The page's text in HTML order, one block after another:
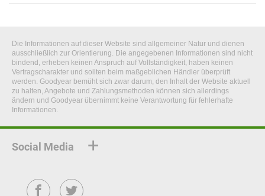
Die Informationen auf dieser Website sind allgemeiner Natur und dienen
ausschließlich zur Orientierung. Die angegebenen Informationen sind nicht
bindend, erheben keinen Anspruch auf Vollständigkeit, haben keinen
Vertragscharakter und sollten beim maßgeblichen Händler überprüft
werden. Goodyear bemüht sich zwar darum, den Inhalt der Website aktuell
zu halten, Angebote und Zahlungsmethoden können sich allerdings
ändern und Goodyear übernimmt keine Verantwortung für fehlerhafte
Informationen.
Social Media